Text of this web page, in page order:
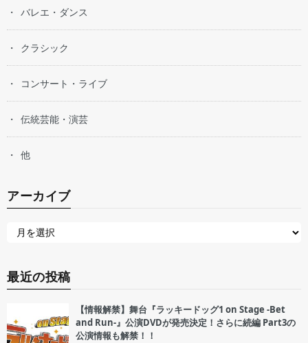
バレエ・ダンス
クラシック
コンサート・ライブ
伝統芸能・演芸
他
アーカイブ
最近の投稿
【情報解禁】舞台『ラッキードッグ1 on Stage -Bet
and Run-』公演DVDが発売決定！さらに続編 Part3の
公演情報も解禁！！